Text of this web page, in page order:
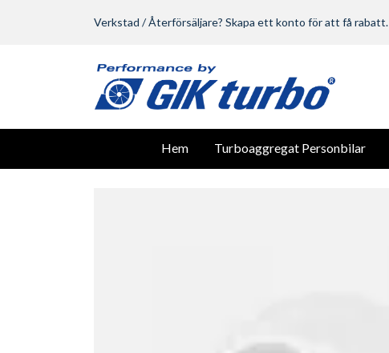
Verkstad / Återförsäljare? Skapa ett konto för att få rabatt.
Hem Turboaggregat Personbilar